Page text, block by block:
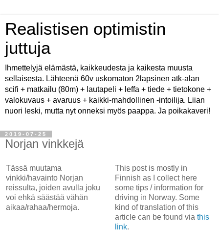
Realistisen optimistin
juttuja
Ihmettelyjä elämästä, kaikkeudesta ja kaikesta muusta
sellaisesta. Lähteenä 60v uskomaton 2lapsinen atk-alan
scifi + matkailu (80m) + lautapeli + leffa + tiede + tietokone +
valokuvaus + avaruus + kaikki-mahdollinen -intoilija. Liian
nuori leski, mutta nyt onneksi myös paappa. Ja poikakaveri!
2019-07-25
Norjan vinkkejä
Tässä muutama
vinkki/havainto Norjan
reissulta, joiden avulla joku
voi ehkä säästää vähän
aikaa/rahaa/hermoja.
This post is mostly in
Finnish as I collect here
some tips / information for
driving in Norway. Some
kind of translation of this
article can be found via this
link.